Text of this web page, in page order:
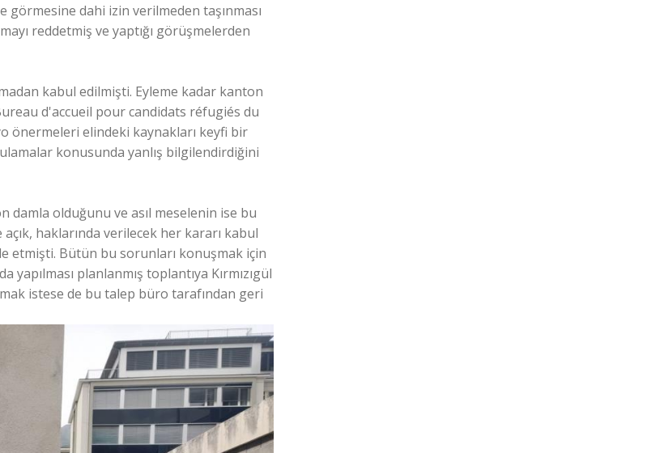
dahi izin verilmeden taşınması
reddetmiş ve yaptığı görüşmelerden
kabul edilmişti. Eyleme kadar kanton
d'accueil pour candidats réfugiés du
önermeleri elindeki kaynakları keyfi bir
konusunda yanlış bilgilendirdiğini
damla olduğunu ve asıl meselenin ise bu
haklarında verilecek her kararı kabul
etmişti. Bütün bu sorunları konuşmak için
planlanmış toplantıya Kırmızıgül
istese de bu talep büro tarafından geri